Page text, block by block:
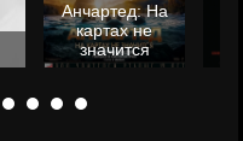
Анчартед: На
картах не
значится